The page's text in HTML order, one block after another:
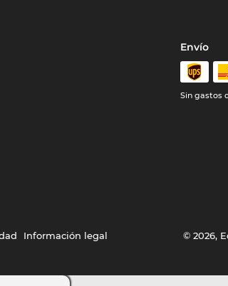
Envío
Sin gastos
Información legal © 2026,